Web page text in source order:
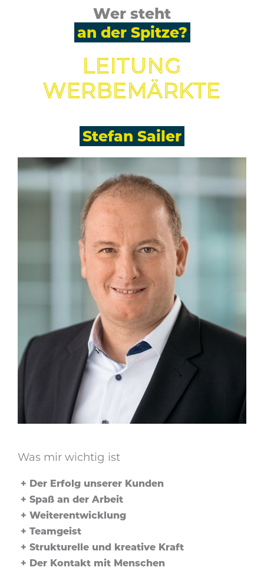
Wer steht
an der Spitze?
LEITUNG
WERBEMÄRKTE
Stefan Sailer
Was mir wichtig ist
Der Erfolg unserer Kunden
Spaß an der Arbeit
Weiterentwicklung
Teamgeist
Strukturelle und kreative Kraft
Der Kontakt mit Menschen